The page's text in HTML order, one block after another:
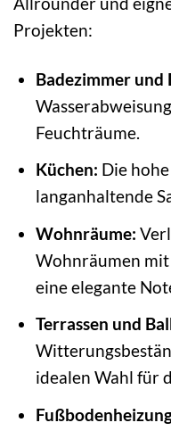
Projekten:
Badezimmer und
Feuchträume.
Küchen: Die
langanhaltende
Wohnräume:
Wohnräumen
eine elegante
Terrassen und
idealen Wahl für